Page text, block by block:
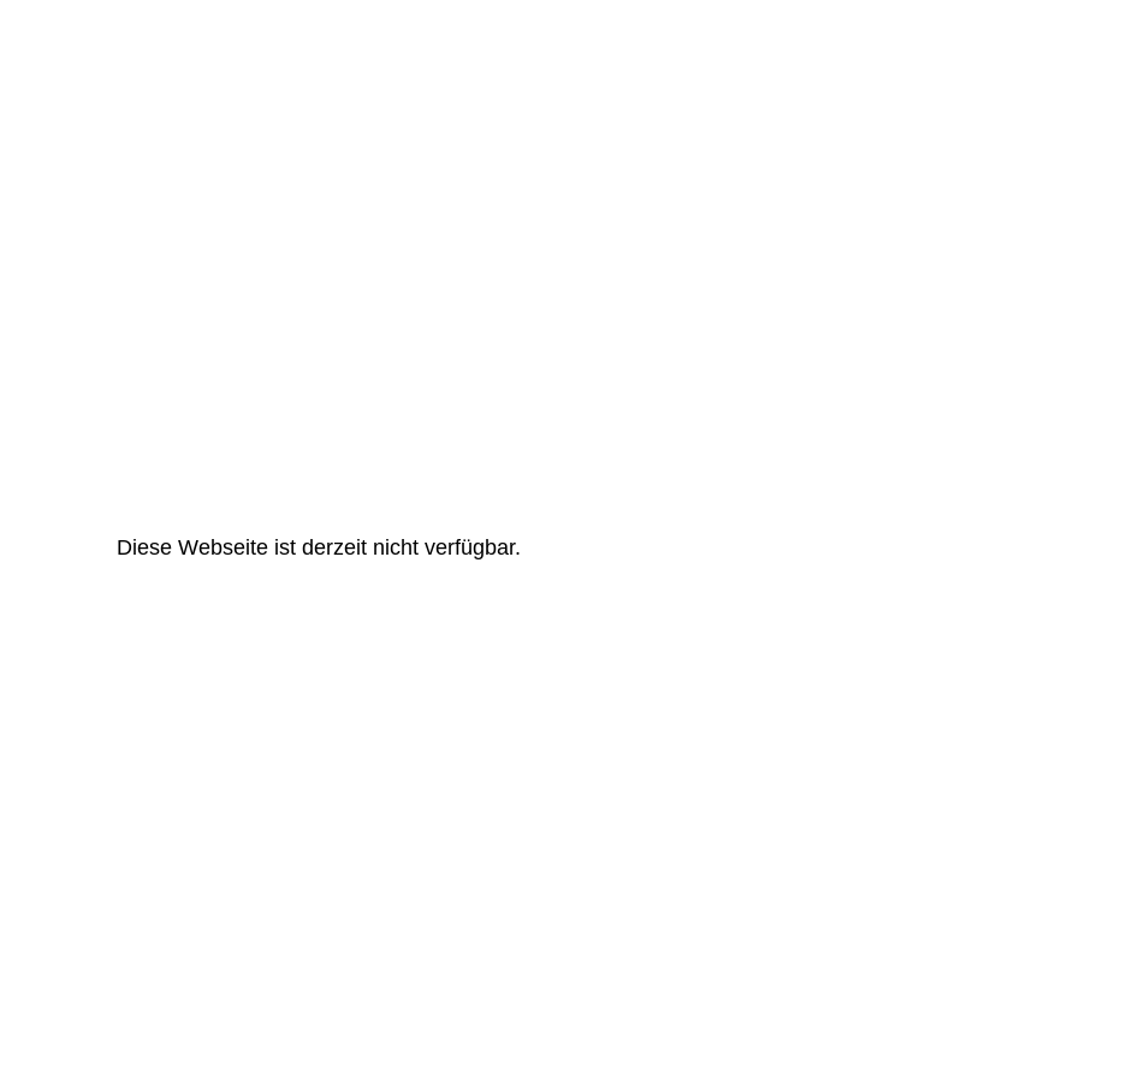
Diese Webseite ist derzeit nicht verfügbar.